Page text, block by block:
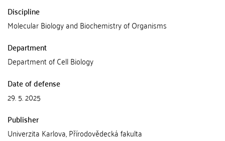
Discipline
Molecular Biology and Biochemistry of Organisms
Department
Department of Cell Biology
Date of defense
29. 5. 2025
Publisher
Univerzita Karlova, Přírodovědecká fakulta